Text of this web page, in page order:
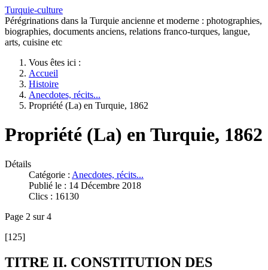
Turquie-culture
Pérégrinations dans la Turquie ancienne et moderne : photographies,
biographies, documents anciens, relations franco-turques, langue,
arts, cuisine etc
Vous êtes ici :
Accueil
Histoire
Anecdotes, récits...
Propriété (La) en Turquie, 1862
Propriété (La) en Turquie, 1862
Détails
Catégorie : Anecdotes, récits...
Publié le : 14 Décembre 2018
Clics : 16130
Page 2 sur 4
[125]
TITRE II. CONSTITUTION DES